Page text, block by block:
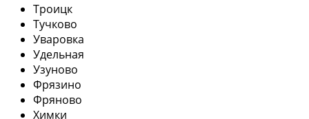
Троицк
Тучково
Уваровка
Удельная
Узуново
Фрязино
Фряново
Химки